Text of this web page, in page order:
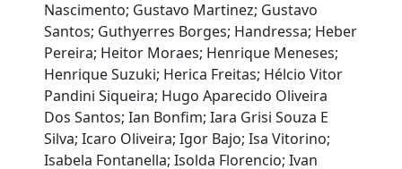
Nascimento; Gustavo Martinez; Gustavo
Santos; Guthyerres Borges; Handressa; Heber
Pereira; Heitor Moraes; Henrique Meneses;
Henrique Suzuki; Herica Freitas; Hélcio Vitor
Pandini Siqueira; Hugo Aparecido Oliveira
Dos Santos; Ian Bonfim; Iara Grisi Souza E
Silva; Icaro Oliveira; Igor Bajo; Isa Vitorino;
Isabela Fontanella; Isolda Florencio; Ivan